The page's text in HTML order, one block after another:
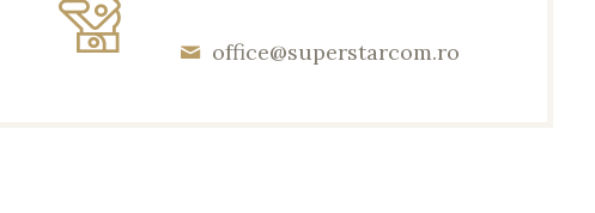
office@superstarcom.ro